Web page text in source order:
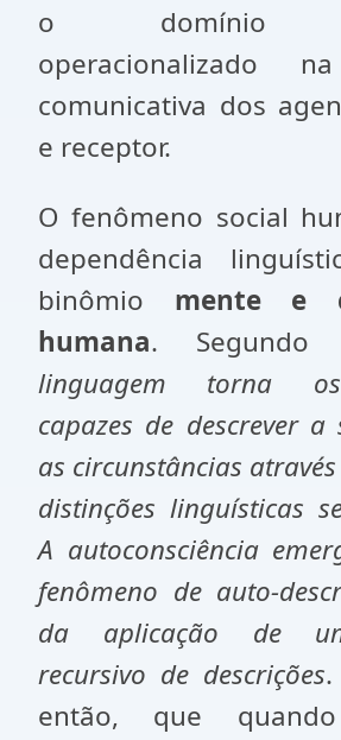
o domínio
operacionalizado
comunicativa dos
e receptor.
O fenômeno social
dependência
binômio mente e
humana. Segundo
linguagem torna
capazes de descrever
as circunstâncias
distinções linguísticas
A autoconsciência
fenômeno de auto-
da aplicação de
recursivo de descrições.
então, que